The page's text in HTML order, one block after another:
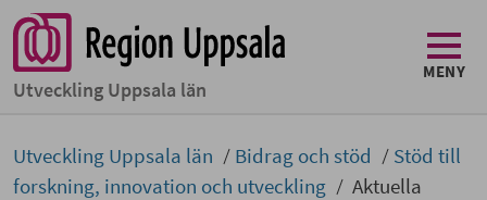
Utveckling Uppsala län
MENY
Utveckling Uppsala län Bidrag och stöd
Stöd till
forskning, innovation och utveckling
Aktuella